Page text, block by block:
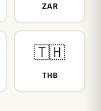
ZAR
🇹🇭
THB